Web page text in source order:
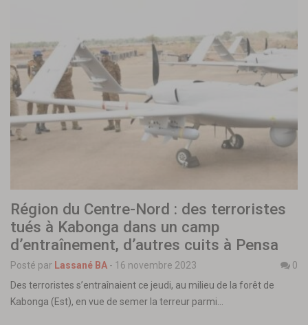
Région du Centre-Nord : des terroristes
tués à Kabonga dans un camp
d’entraînement, d’autres cuits à Pensa
Posté par Lassané BA - 16 novembre 2023
0
Des terroristes s’entraînaient ce jeudi, au milieu de la forêt de
Kabonga (Est), en vue de semer la terreur parmi…